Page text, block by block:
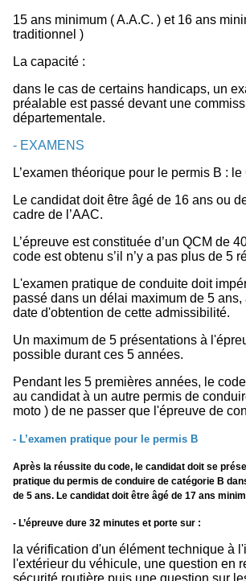
15 ans minimum ( A.A.C. ) et 16 ans
traditionnel )
La capacité :
dans le cas de certains handicaps, un
préalable est passé devant une
départementale.
- EXAMENS
L’examen théorique pour le permis B :
Le candidat doit être âgé de 16 ans ou
cadre de l’AAC.
L’épreuve est constituée d’un QCM de
code est obtenu s’il n’y a pas plus de 5
L'examen pratique de conduite doit
passé dans un délai maximum de 5 ans,
date d'obtention de cette admissibilité.
Un maximum de 5 présentations à
possible durant ces 5 années.
Pendant les 5 premières années, le
au candidat à un autre permis de
moto ) de ne passer que l'épreuve de
- L’examen pratique pour le permis B
Après la réussite du code, le candidat doit se
pratique du permis de conduire de catégorie B
de 5 ans. Le candidat doit être âgé de 17 ans
- L’épreuve dure 32 minutes et porte sur :
la vérification d'un élément technique à
l'extérieur du véhicule, une question en
sécurité routière puis une question sur